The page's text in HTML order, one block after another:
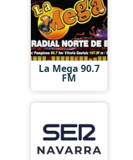
La Mega 90.7
FM